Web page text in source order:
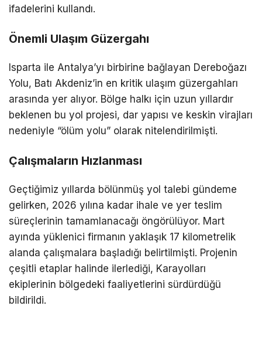
ifadelerini kullandı.
Önemli Ulaşım Güzergahı
Isparta ile Antalya’yı birbirine bağlayan Dereboğazı
Yolu, Batı Akdeniz’in en kritik ulaşım güzergahları
arasında yer alıyor. Bölge halkı için uzun yıllardır
beklenen bu yol projesi, dar yapısı ve keskin virajları
nedeniyle “ölüm yolu” olarak nitelendirilmişti.
Çalışmaların Hızlanması
Geçtiğimiz yıllarda bölünmüş yol talebi gündeme
gelirken, 2026 yılına kadar ihale ve yer teslim
süreçlerinin tamamlanacağı öngörülüyor. Mart
ayında yüklenici firmanın yaklaşık 17 kilometrelik
alanda çalışmalara başladığı belirtilmişti. Projenin
çeşitli etaplar halinde ilerlediği, Karayolları
ekiplerinin bölgedeki faaliyetlerini sürdürdüğü
bildirildi.